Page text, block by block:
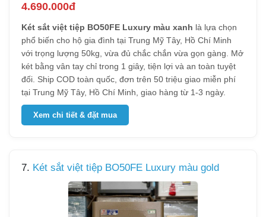
4.690.000đ
Két sắt việt tiệp BO50FE Luxury màu xanh là lựa chọn
phổ biến cho hộ gia đình tại Trung Mỹ Tây, Hồ Chí Minh
với trọng lượng 50kg, vừa đủ chắc chắn vừa gọn gàng. Mở
két bằng vân tay chỉ trong 1 giây, tiện lợi và an toàn tuyệt
đối. Ship COD toàn quốc, đơn trên 50 triệu giao miễn phí
tại Trung Mỹ Tây, Hồ Chí Minh, giao hàng từ 1-3 ngày.
Xem chi tiết & đặt mua
7. Két sắt việt tiệp BO50FE Luxury màu gold